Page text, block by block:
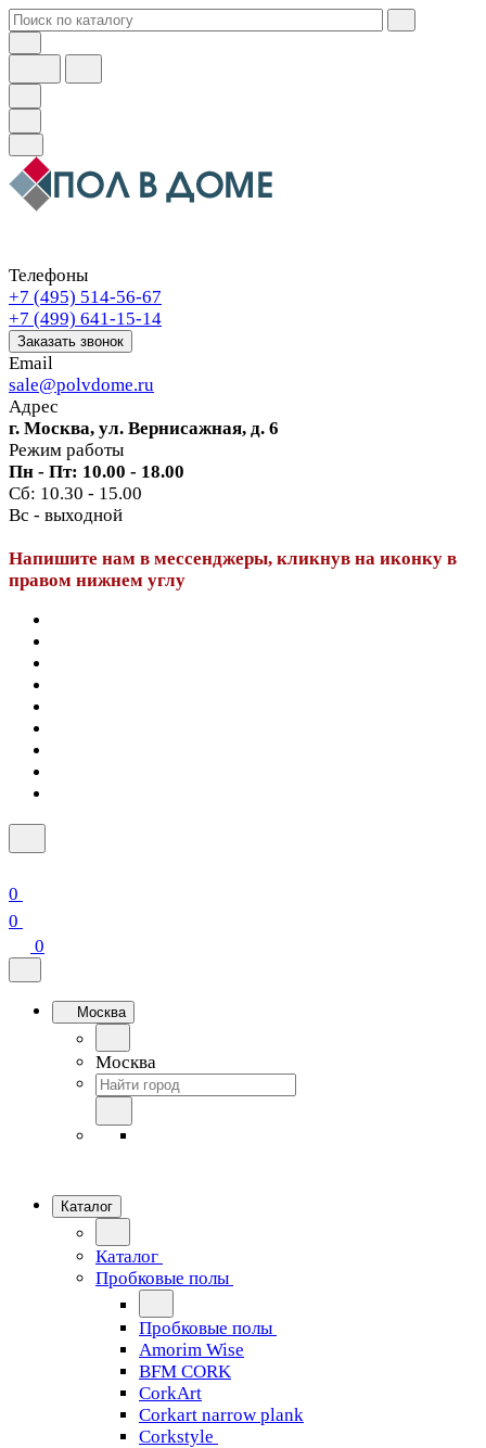
Телефоны
+7 (495) 514-56-67
+7 (499) 641-15-14
Заказать звонок
Email
sale@polvdome.ru
Адрес
г. Москва, ул. Вернисажная, д. 6
Режим работы
Пн - Пт: 10.00 - 18.00
Сб: 10.30 - 15.00
Вс - выходной
Напишите нам в мессенджеры, кликнув на иконку в
правом нижнем углу
0
0
0
Москва
Москва
Каталог
Каталог
Пробковые полы
Пробковые полы
Amorim Wise
BFM CORK
CorkArt
Corkart narrow plank
Corkstyle